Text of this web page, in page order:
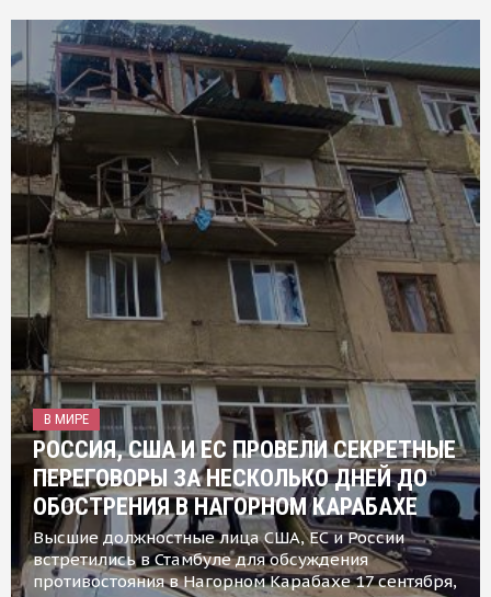
В МИРЕ
РОССИЯ, США И ЕС ПРОВЕЛИ СЕКРЕТНЫЕ
ПЕРЕГОВОРЫ ЗА НЕСКОЛЬКО ДНЕЙ ДО
ОБОСТРЕНИЯ В НАГОРНОМ КАРАБАХЕ
Высшие должностные лица США, ЕС и России
встретились в Стамбуле для обсуждения
противостояния в Нагорном Карабахе 17 сентября,